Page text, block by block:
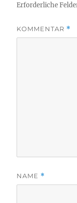
Erforderliche
KOMMENTAR *
NAME *